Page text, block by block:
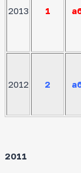
2013 1
2012 2
2011